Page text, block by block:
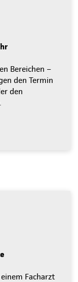
Bereichen –
den Termin
den
Facharzt